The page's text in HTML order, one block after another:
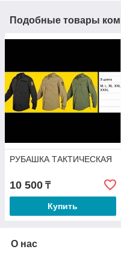
Подобные товары
РУБАШКА ТАКТИЧЕСКАЯ
10 500 ₸
Купить
О нас